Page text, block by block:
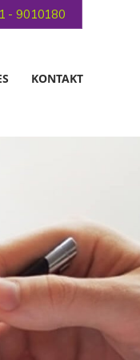
- 9010180
KONTAKT